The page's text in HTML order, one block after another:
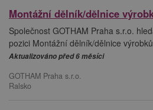
Montážní dělník/dělnice
Společnost GOTHAM Praha s.r.o.
pozici Montážní dělník/dělnice
Aktualizováno před 6 měsíci
GOTHAM Praha s.r.o.
Ralsko